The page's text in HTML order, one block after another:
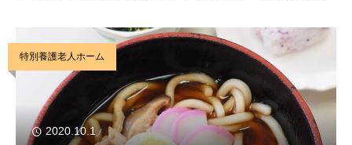
知症と診断されて、変わるのは当事者ではなく周
特別養護老人ホーム
2020.10.1